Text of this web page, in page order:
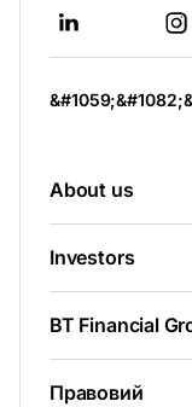
About us
Investors
BT Financial
Правовий